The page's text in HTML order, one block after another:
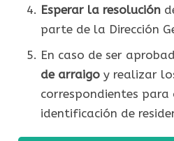
Esperar la resolución
parte de la Dirección
En caso de ser
de arraigoy realizar
correspondientes
identificación de